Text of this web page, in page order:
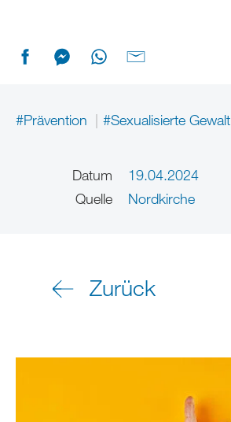
#Prävention #Sexualisierte Gewalt
Datum
19.04.2024
Quelle
Nordkirche
Zurück